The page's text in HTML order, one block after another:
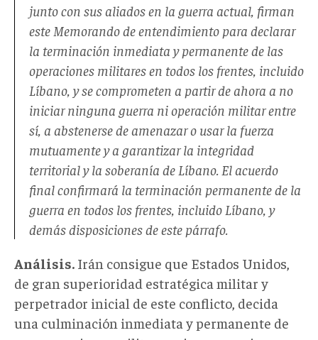
junto con sus aliados en la guerra actual, firman
este Memorando de entendimiento para declarar
la terminación inmediata y permanente de las
operaciones militares en todos los frentes, incluido
Líbano, y se comprometen a partir de ahora a no
iniciar ninguna guerra ni operación militar entre
sí, a abstenerse de amenazar o usar la fuerza
mutuamente y a garantizar la integridad
territorial y la soberanía de Líbano. El acuerdo
final confirmará la terminación permanente de la
guerra en todos los frentes, incluido Líbano, y
demás disposiciones de este párrafo.
Análisis. Irán consigue que Estados Unidos,
de gran superioridad estratégica militar y
perpetrador inicial de este conflicto, decida
una culminación inmediata y permanente de